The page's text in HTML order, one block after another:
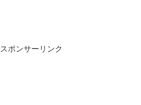
スポンサーリンク